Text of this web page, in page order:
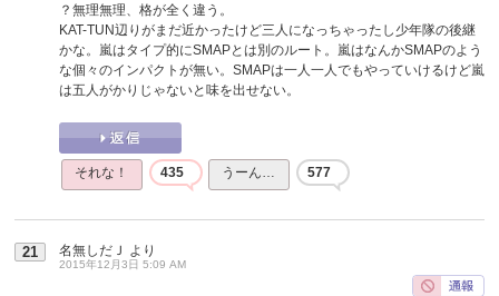
？無理無理、格が全く違う。
KAT-TUN辺りがまだ近かったけど三人になっちゃったし少年隊の後継
かな。嵐はタイプ的にSMAPとは別のルート。嵐はなんかSMAPのよう
な個々のインパクトが無い。SMAPは一人一人でもやっていけるけど嵐
は五人がかりじゃないと味を出せない。
それな！ 435 うーん… 577
21 名無しだＪ より
2015年12月3日 5:09 AM